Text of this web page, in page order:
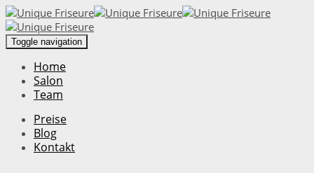
Toggle navigation
Home
Salon
Team
Preise
Blog
Kontakt